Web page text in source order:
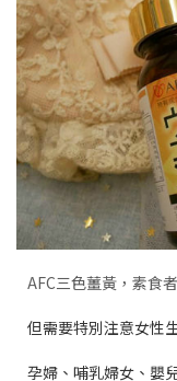
AFC三色薑黃，素食
但需要特別注意女性
孕婦、哺乳婦女、嬰